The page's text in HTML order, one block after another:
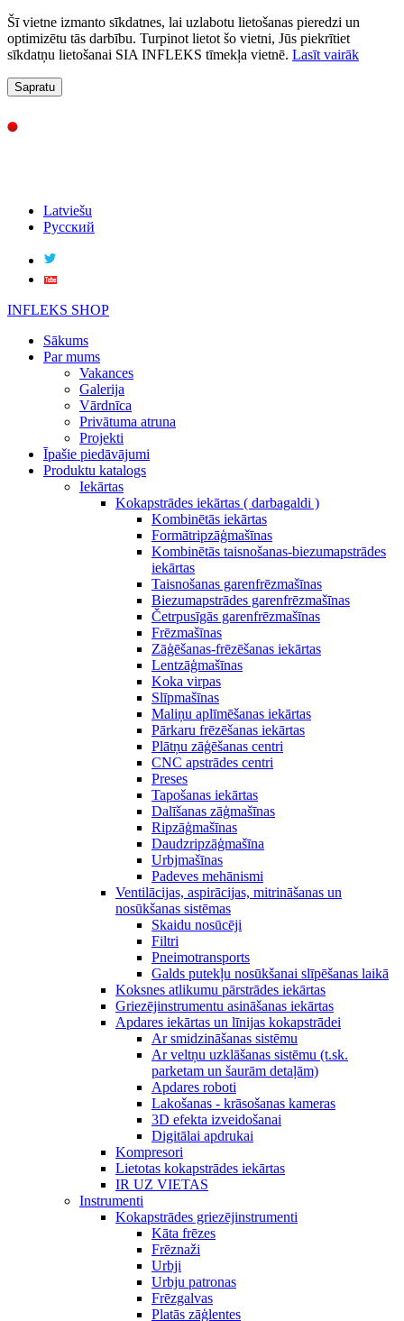
Šī vietne izmanto sīkdatnes, lai uzlabotu lietošanas pieredzi un
optimizētu tās darbību. Turpinot lietot šo vietni, Jūs piekrītiet
sīkdatņu lietošanai SIA INFLEKS tīmekļa vietnē. Lasīt vairāk
Sapratu
Latviešu
Русский
INFLEKS SHOP
Sākums
Par mums
Vakances
Galerija
Vārdnīca
Privātuma atruna
Projekti
Īpašie piedāvājumi
Produktu katalogs
Iekārtas
Kokapstrādes iekārtas ( darbagaldi )
Kombinētās iekārtas
Formātripzāģmašīnas
Kombinētās taisnošanas-biezumapstrādes
iekārtas
Taisnošanas garenfrēzmašīnas
Biezumapstrādes garenfrēzmašīnas
Četrpusīgās garenfrēzmašīnas
Frēzmašīnas
Zāģēšanas-frēzēšanas iekārtas
Lentzāģmašīnas
Koka virpas
Slīpmašīnas
Maliņu aplīmēšanas iekārtas
Pārkaru frēzēšanas iekārtas
Plātņu zāģēšanas centri
CNC apstrādes centri
Preses
Tapošanas iekārtas
Dalīšanas zāģmašīnas
Ripzāģmašīnas
Daudzripzāģmašīna
Urbjmašīnas
Padeves mehānismi
Ventilācijas, aspirācijas, mitrināšanas un
nosūkšanas sistēmas
Skaidu nosūcēji
Filtri
Pneimotransports
Galds putekļu nosūkšanai slīpēšanas laikā
Koksnes atlikumu pārstrādes iekārtas
Griezējinstrumentu asināšanas iekārtas
Apdares iekārtas un līnijas kokapstrādei
Ar smidzināšanas sistēmu
Ar veltņu uzklāšanas sistēmu (t.sk.
parketam un šaurām detaļām)
Apdares roboti
Lakošanas - krāsošanas kameras
3D efekta izveidošanai
Digitālai apdrukai
Kompresori
Lietotas kokapstrādes iekārtas
IR UZ VIETAS
Instrumenti
Kokapstrādes griezējinstrumenti
Kāta frēzes
Frēznaži
Urbji
Urbju patronas
Frēzgalvas
Platās zāģlentes